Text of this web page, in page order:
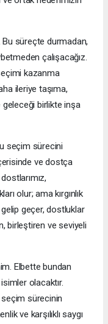
Bu süreçte durmadan,
çalışacağız.
kazanma
ileriye taşıma,
birlikte inşa
seçim sürecini
ve dostça
olur; ama kırgınlık
geçer, dostluklar
birleştiren ve seviyeli
Elbette bundan
isimler olacaktır.
seçim sürecinin
ve karşılıklı saygı